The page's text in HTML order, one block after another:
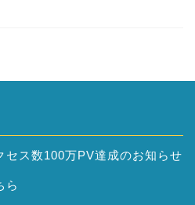
セス数100万PV達成のお知らせ
ら